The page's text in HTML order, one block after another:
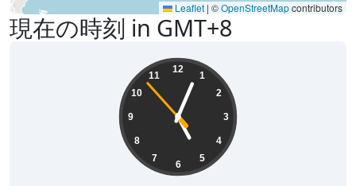
現在の時刻 in GMT+8
12
1
2
3
4
5
6
7
8
9
10
11
Leaflet | ©OpenStreetMapcontributors